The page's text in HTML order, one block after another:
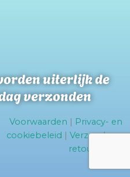
uiterlijk de
verzonden
Voorwaarden
Privacy- en
cookiebeleid
Verzend- en
retourbeleid